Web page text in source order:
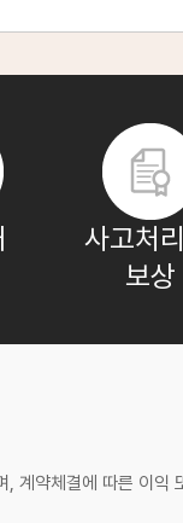
나이 80세
나이 25세
나이 54세
사고처
보상
계약체결에 따른 이익